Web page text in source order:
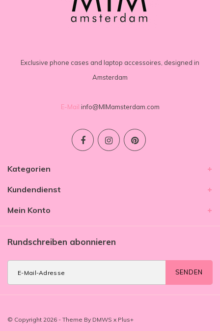
Exclusive phone cases and laptop accessoires, designed in
Amsterdam
E-Mail info@MIMamsterdam.com
Kategorien
Kundendienst
Mein Konto
Rundschreiben abonnieren
SENDEN
© Copyright 2026 - Theme By DMWS x Plus+